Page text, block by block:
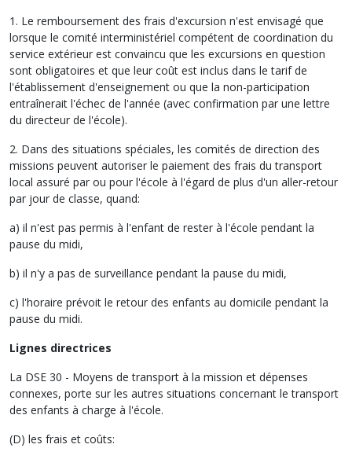
1. Le remboursement des frais d'excursion n'est envisagé que
lorsque le comité interministériel compétent de coordination du
service extérieur est convaincu que les excursions en question
sont obligatoires et que leur coût est inclus dans le tarif de
l'établissement d'enseignement ou que la non-participation
entraînerait l'échec de l'année (avec confirmation par une lettre
du directeur de l'école).
2. Dans des situations spéciales, les comités de direction des
missions peuvent autoriser le paiement des frais du transport
local assuré par ou pour l'école à l'égard de plus d'un aller-retour
par jour de classe, quand:
a) il n'est pas permis à l'enfant de rester à l'école pendant la
pause du midi,
b) il n'y a pas de surveillance pendant la pause du midi,
c) l'horaire prévoit le retour des enfants au domicile pendant la
pause du midi.
Lignes directrices
La DSE 30 - Moyens de transport à la mission et dépenses
connexes, porte sur les autres situations concernant le transport
des enfants à charge à l'école.
(D) les frais et coûts: